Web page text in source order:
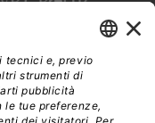
Edizioni s.r.l.
pubblicità
Milano